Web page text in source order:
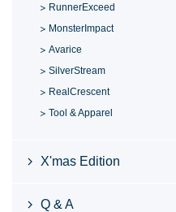
RunnerExceed
MonsterImpact
Avarice
SilverStream
RealCrescent
Tool & Apparel
X'mas Edition
Q & A